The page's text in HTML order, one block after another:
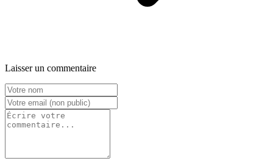
Laisser un commentaire